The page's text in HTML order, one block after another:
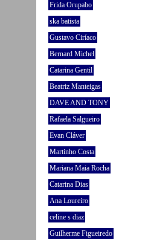
Frida Orupabo
ska batista
Gustavo Ciríaco
Bernard Michel
Catarina Gentil
Beatriz Manteigas
DAVE AND TONY
Rafaela Salgueiro
Evan Cláver
Martinho Costa
Mariana Maia Rocha
Catarina Dias
Ana Loureiro
celine s diaz
Guilherme Figueiredo